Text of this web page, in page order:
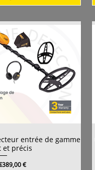
entrée de gamme
et précis
Prix original
Prix promotionnel
389,00 €